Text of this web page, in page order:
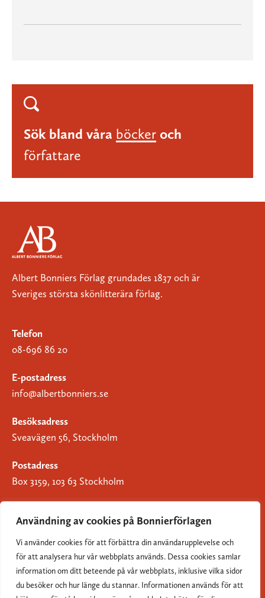
Användning av cookies på Bonnierförlagen
Vi använder cookies för att förbättra din användarupplevelse och
för att analysera hur vår webbplats används. Dessa cookies samlar
information om ditt beteende på vår webbplats, inklusive vilka sidor
du besöker och hur länge du stannar. Informationen används för att
Sök bland våra böcker och
författare
Albert Bonniers Förlag grundades 1837 och är
Sveriges största skönlitterära förlag.
Telefon
08-696 86 20
E-postadress
info@albertbonniers.se
Besöksadress
Sveavägen 56, Stockholm
Postadress
Box 3159, 103 63 Stockholm
Om Bonnierförlagen
Cookies
Integritetspolicy